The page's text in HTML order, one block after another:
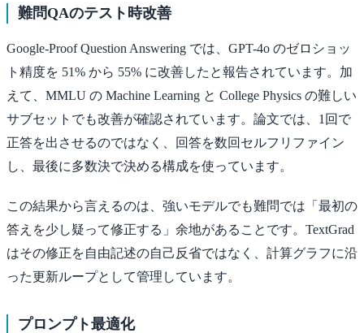
難問QAのテスト時改善
Google-Proof Question Answering では、GPT-4o のゼロショッ
ト精度を 51% から 55% に改善したと報告されています。加
えて、MMLU の Machine Learning と College Physics の難しい
サブセットでも改善が確認されています。論文では、1回で
正答を出させるのではなく、回答を数回セルフリファイン
し、最後に多数決で決める構成を使っています。
この結果から言えるのは、強いモデルでも難問では「最初の
答えを少し疑って修正する」余地があることです。TextGrad
はその修正を自由記述の自己反省ではなく、計算グラフに沿
った更新ループとして管理しています。
プロンプト最適化